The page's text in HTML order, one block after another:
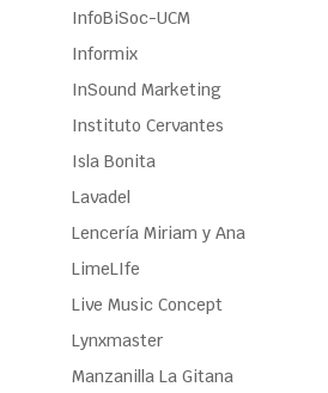
InfoBiSoc-UCM
Informix
InSound Marketing
Instituto Cervantes
Isla Bonita
Lavadel
Lencería Miriam y Ana
LimeLIfe
Live Music Concept
Lynxmaster
Manzanilla La Gitana